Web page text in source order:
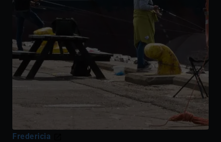
Fredericia